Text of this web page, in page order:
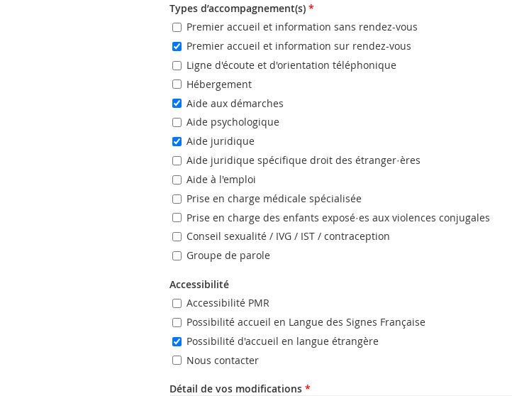
Types d’accompagnement(s) *
Premier accueil et information sans rendez-vous
Premier accueil et information sur rendez-vous
Ligne d'écoute et d'orientation téléphonique
Hébergement
Aide aux démarches
Aide psychologique
Aide juridique
Aide juridique spécifique droit des étranger·ères
Aide à l'emploi
Prise en charge médicale spécialisée
Prise en charge des enfants exposé·es aux violences conjugales
Conseil sexualité / IVG / IST / contraception
Groupe de parole
Accessibilité
Accessibilité PMR
Possibilité accueil en Langue des Signes Française
Possibilité d'accueil en langue étrangère
Nous contacter
Détail de vos modifications *